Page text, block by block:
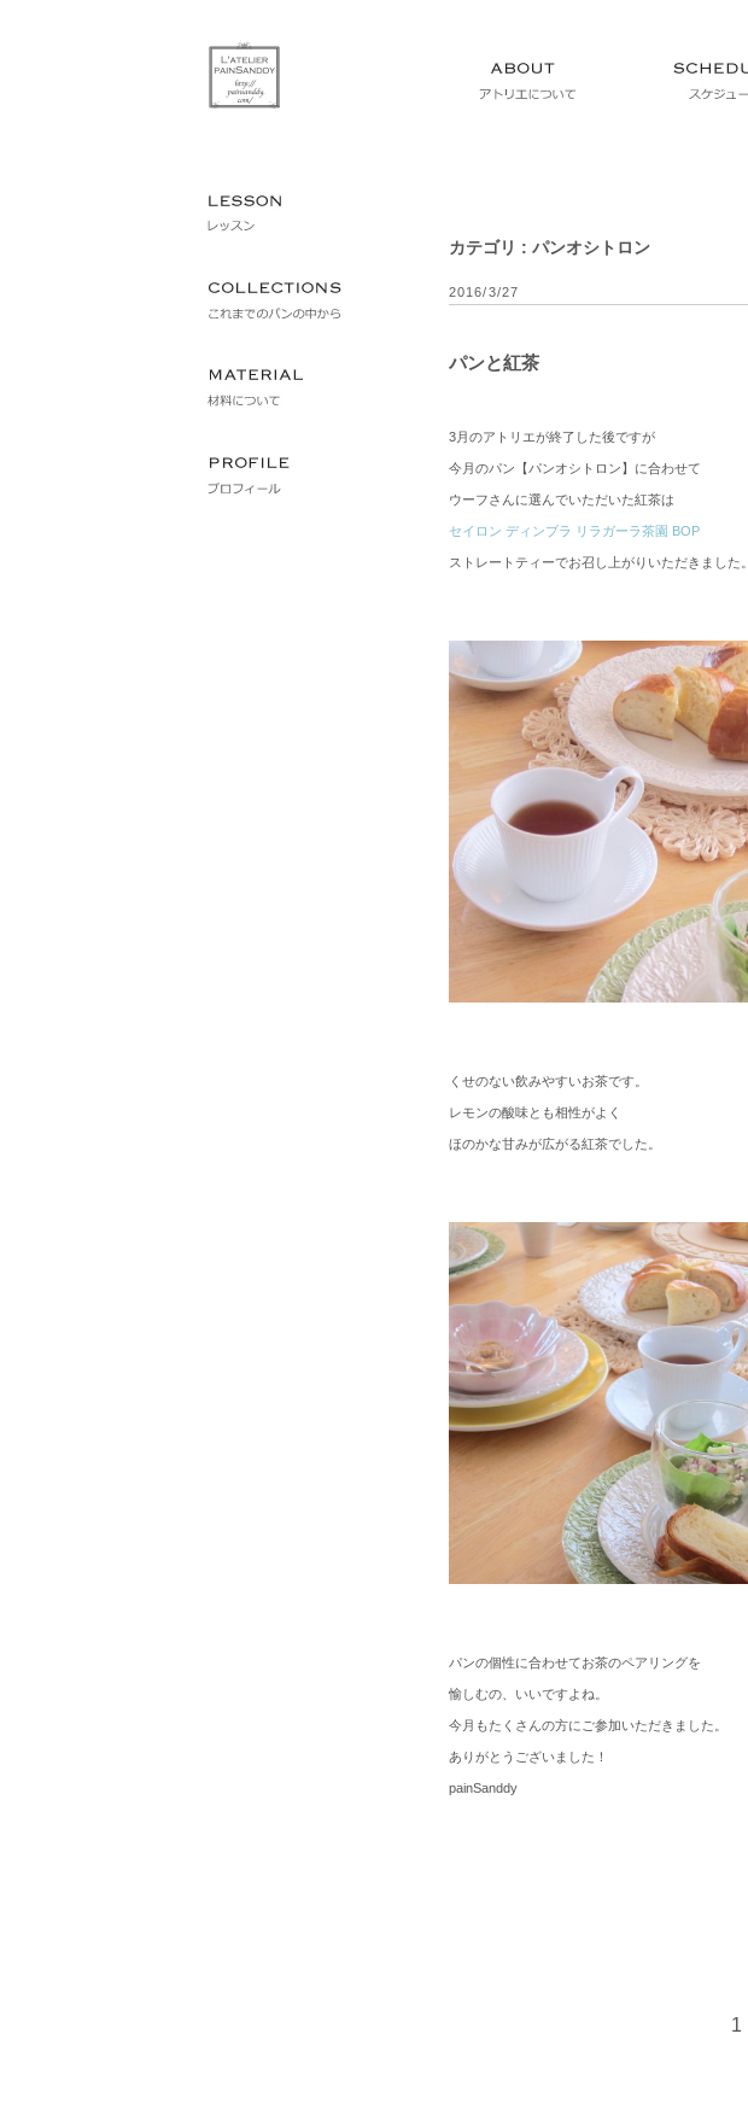
カテゴリ : パンオシトロン
2016/3/27
パンと紅茶
3月のアトリエが終了した後ですが
今月のパン【パンオシトロン】に合わせて
ウーフさんに選んでいただいた紅茶は
セイロン ディンブラ リラガーラ茶園 BOP
ストレートティーでお召し上がりいただきました。
くせのない飲みやすいお茶です。
レモンの酸味とも相性がよく
ほのかな甘みが広がる紅茶でした。
パンの個性に合わせてお茶のペアリングを
愉しむの、いいですよね。
今月もたくさんの方にご参加いただきました。
ありがとうございました！
painSanddy
1